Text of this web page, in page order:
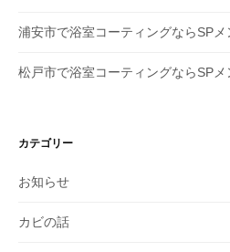
浦安市で浴室コーティングならSP
松戸市で浴室コーティングならSP
カテゴリー
お知らせ
カビの話